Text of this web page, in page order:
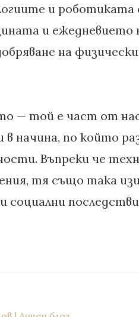
и
и ежедневието
на
— той е част от
начина, по който
Въпреки че
тя също така
социални